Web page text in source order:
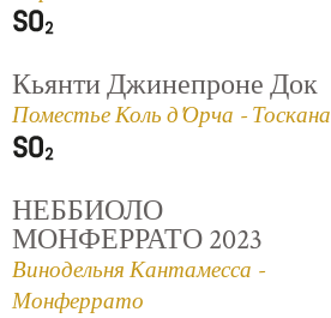
Кьянти Джинепроне Док
Поместье Коль д'Орча - Тоскана
НЕББИОЛО
МОНФЕРРАТО 2023
Винодельня Кантамесса -
Монферрато